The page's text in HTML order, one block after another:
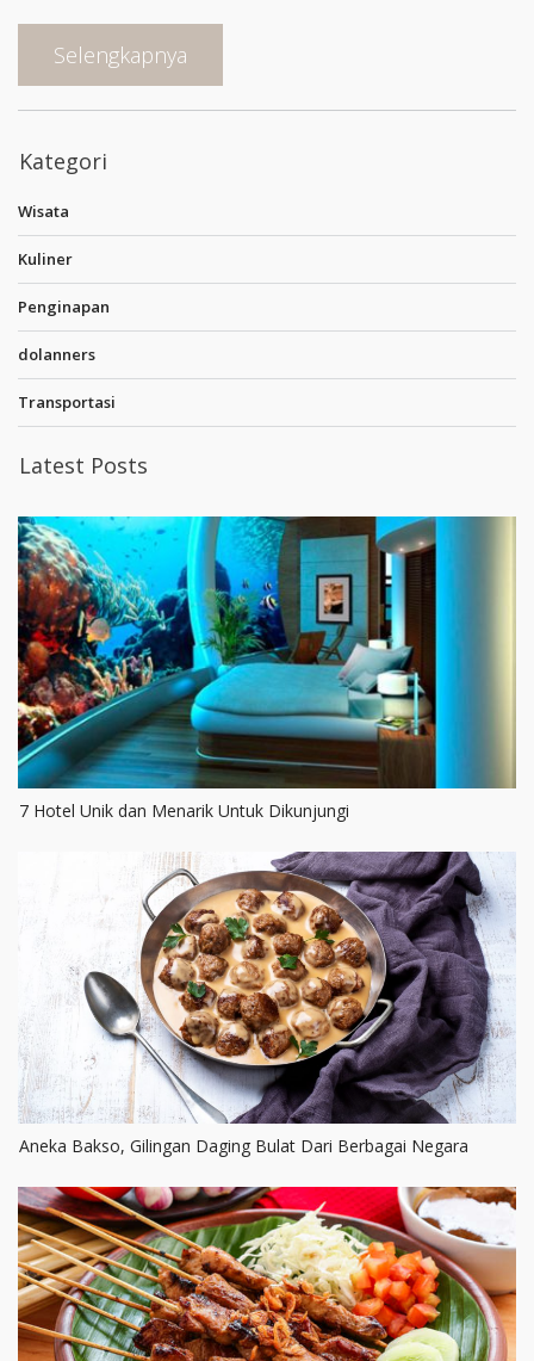
Selengkapnya
Kategori
Wisata
Kuliner
Penginapan
dolanners
Transportasi
Latest Posts
7 Hotel Unik dan Menarik Untuk Dikunjungi
Aneka Bakso, Gilingan Daging Bulat Dari Berbagai Negara